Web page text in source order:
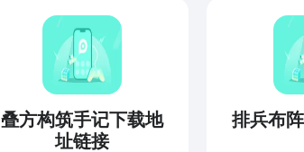
叠方构筑手记下载地
址链接
排兵布